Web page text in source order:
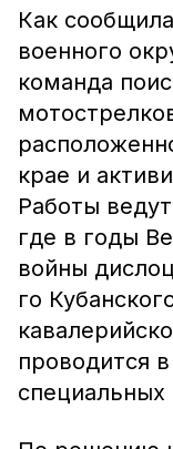
Как
военного
команда
крае и
Работы
где в годы
войны
го
проводится
специальных